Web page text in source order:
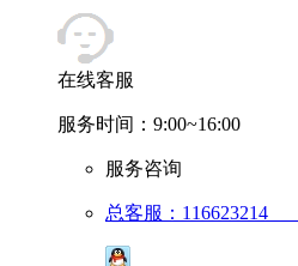
在线客服
服务时间：9:00~16:00
服务咨询
总客服：116623214